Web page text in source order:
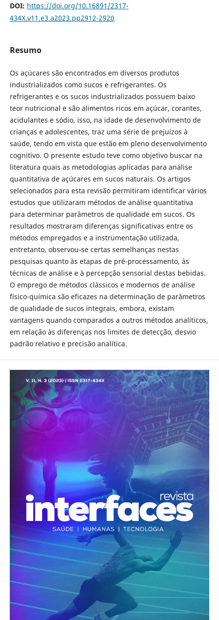
DOI: https://doi.org/10.16891/2317-
434X.v11.e3.a2023.pp2912-2920
Resumo
Os açúcares são encontrados em diversos produtos
industrializados como sucos e refrigerantes. Os
refrigerantes e os sucos industrializados possuem baixo
teor nutricional e são alimentos ricos em açúcar, corantes,
acidulantes e sódio, isso, na idade de desenvolvimento de
crianças e adolescentes, traz uma série de prejuízos à
saúde, tendo em vista que estão em pleno desenvolvimento
cognitivo. O presente estudo teve como objetivo buscar na
literatura quais as metodologias aplicadas para análise
quantitativa de açúcares em sucos naturais. Os artigos
selecionados para esta revisão permitiram identificar vários
estudos que utilizaram métodos de análise quantitativa
para determinar parâmetros de qualidade em sucos. Os
resultados mostraram diferenças significativas entre os
métodos empregados e a instrumentação utilizada,
entretanto, observou-se certas semelhanças nestas
pesquisas quanto às etapas de pré-processamento, às
técnicas de análise e à percepção sensorial destas bebidas.
O emprego de métodos clássicos e modernos de análise
físico-química são eficazes na determinação de parâmetros
de qualidade de sucos integrais, embora, existam
vantagens quando comparados a outros métodos analíticos,
em relação às diferenças nos limites de detecção, desvio
padrão relativo e precisão analítica.